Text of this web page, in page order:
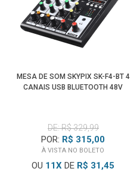
MESA DE SOM SKYPIX SK-F4-BT 4
CANAIS USB BLUETOOTH 48V
DE: R$ 329,99
POR: R$ 315,00
À VISTA NO BOLETO
OU 11X DE R$ 31,45